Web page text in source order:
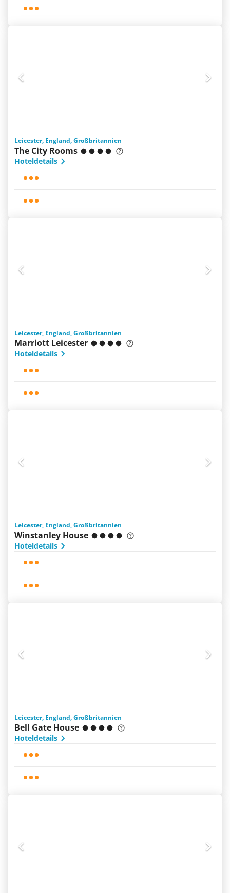
Leicester, England, Großbritannien
The City Rooms
Hoteldetails
Leicester, England, Großbritannien
Marriott Leicester
Hoteldetails
Leicester, England, Großbritannien
Winstanley House
Hoteldetails
Leicester, England, Großbritannien
Bell Gate House
Hoteldetails